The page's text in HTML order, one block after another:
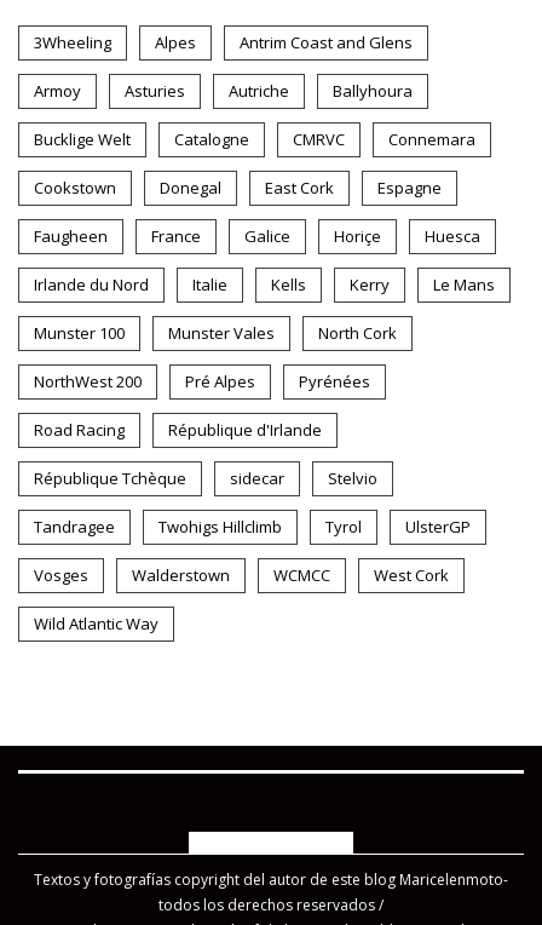
3Wheeling Alpes Antrim Coast and Glens
Armoy Asturies Autriche Ballyhoura
Bucklige Welt Catalogne CMRVC Connemara
Cookstown Donegal East Cork Espagne
Faugheen France Galice Horiçe Huesca
Irlande du Nord Italie Kells Kerry Le Mans
Munster 100 Munster Vales North Cork
NorthWest 200 Pré Alpes Pyrénées
Road Racing République d'Irlande
République Tchèque sidecar Stelvio
Tandragee Twohigs Hillclimb Tyrol UlsterGP
Vosges Walderstown WCMCC West Cork
Wild Atlantic Way
Textos y fotografías copyright del autor de este blog Maricelenmoto-
todos los derechos reservados /